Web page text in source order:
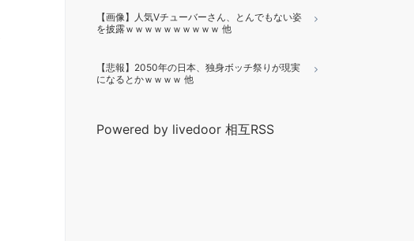
【画像】人気Vチューバーさん、とんでもない姿
を披露ｗｗｗｗｗｗｗｗｗｗ 他
【悲報】2050年の日本、独身ボッチ祭りが現実
になるとかｗｗｗｗ 他
Powered by livedoor 相互RSS